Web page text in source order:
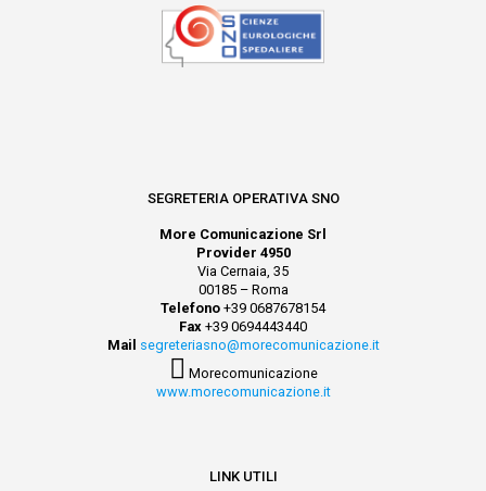
SEGRETERIA OPERATIVA SNO
More Comunicazione Srl
Provider 4950
Via Cernaia, 35
00185 – Roma
Telefono +39 0687678154
Fax +39 0694443440
Mail segreteriasno@morecomunicazione.it
Morecomunicazione
www.morecomunicazione.it
LINK UTILI